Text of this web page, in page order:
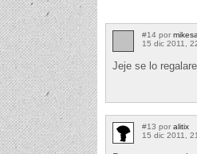
#14 por
15 dic 2011,
Jeje se lo
#13 por alitix
15 dic 2011,